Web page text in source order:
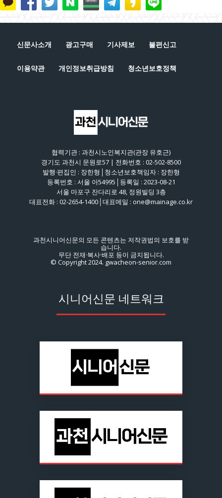
신문사소개 광고구매 기사제보 불편신고
이용약관 개인정보취급방침 청소년보호정책
협력기관 : 과천시노인복지관(관장 유호근)
경기도 과천시 문원로57 | 전화번호 : 02-502-8500
발행·편집인 : 장한형│청소년보호책임자 : 장한형
등록번호 : 서울 아54995│등록일 : 2023-08-21
서울 마포구 잔다리로 48, 정원빌딩 3층
대표전화 : 02-2654-1400│대표메일 : one@mainage.co.kr
과천시니어신문의 모든 콘텐츠는 저작권법의 보호를 받
습니다.
무단 전재·복사·배포 등이 금지됩니다.
© Copyright 2024. gwacheon-senior.com
시니어신문 네트워크